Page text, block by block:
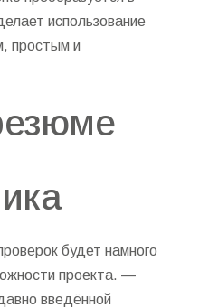
использование
простым и
будет намного
проекта. —
введённой